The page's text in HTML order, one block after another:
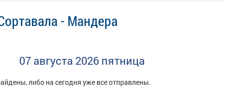
- Мандера
07 августа 2026 пятница
либо на сегодня уже все отправлены.